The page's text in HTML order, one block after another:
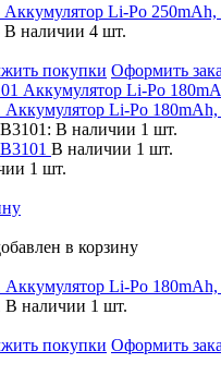
Аккумулятор Li-Po
В наличии 4 шт.
покупки Оформить
Аккумулятор Li-Po
В наличии 1 шт.
В наличии 1 шт.
1 шт.
в корзину
Аккумулятор Li-Po
В наличии 1 шт.
покупки Оформить